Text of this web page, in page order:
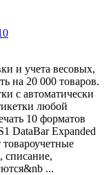
и учета весовых,
на 20 000 товаров.
с автоматически
любой
10 форматов
DataBar Expanded
списание,
...